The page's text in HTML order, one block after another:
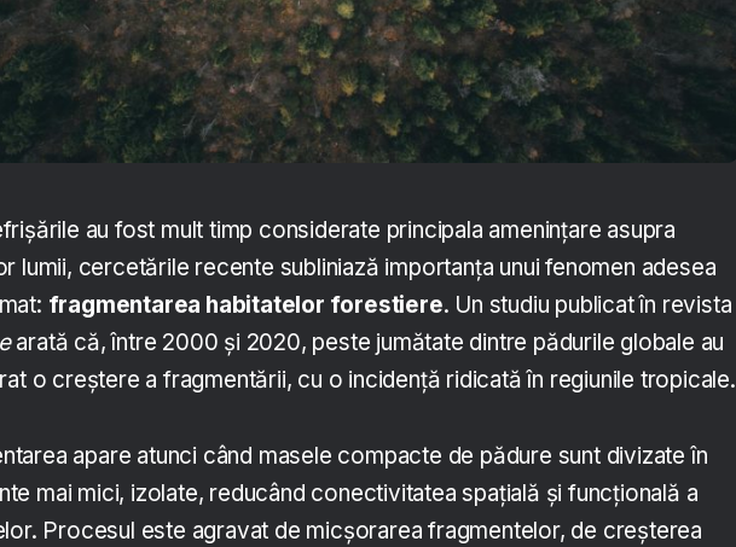
au fost mult timp considerate principala amenințare asupra
lumii, cercetările recente subliniază importanța unui fenomen adesea
fragmentarea habitatelor forestiere. Un studiu publicat în revista
arată că, între 2000 și 2020, peste jumătate dintre pădurile globale au
o creștere a fragmentării, cu o incidență ridicată în regiunile tropicale.
apare atunci când masele compacte de pădure sunt divizate în
mai mici, izolate, reducând conectivitatea spațială și funcțională a
Procesul este agravat de micșorarea fragmentelor, de creșterea